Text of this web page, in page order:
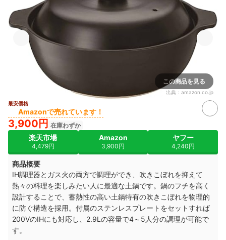
この商品を見る
出典： amazon.co.jp
最安価格
Amazonで売れています！
3,900円 在庫わずか
楽天市場
4,479円
Amazon
3,900円
ヤフー
4,240円
商品概要
IH調理器とガス火の両方で調理ができ、吹きこぼれを抑えて
熱々の料理を楽しみたい人に最適な土鍋です。鍋のフチを高く
設計することで、蓄熱性の高い土鍋特有の吹きこぼれを物理的
に防ぐ構造を採用。付属のステンレスプレートをセットすれば
200VのIHにも対応し、2.9Lの容量で4～5人分の調理が可能で
す。